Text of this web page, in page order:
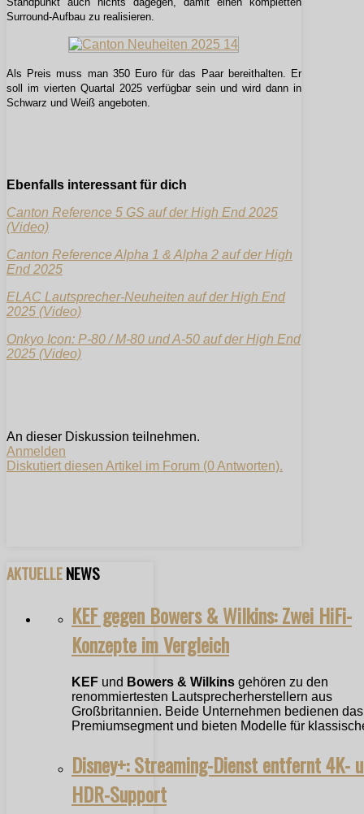
Surround-Aufbau zu realisieren.
Als Preis muss man 350 Euro für das Paar bereithalten. Er
soll im vierten Quartal 2025 verfügbar sein und wird dann in
Schwarz und Weiß angeboten.
Ebenfalls interessant für dich
Canton Reference 5 GS auf der High End 2025
(Video)
Canton Reference Alpha 1 & Alpha 2 auf der High
End 2025
ELAC Lautsprecher-Neuheiten auf der High End
2025 (Video)
Onkyo Icon: P-80 / M-80 und A-50 auf der High End
2025 (Video)
An dieser Diskussion teilnehmen.
Anmelden
Diskutiert diesen Artikel im Forum (0 Antworten).
AKTUELLENEWS
KEF gegen Bowers & Wilkins: Zwei HiFi-
Konzepte im Vergleich
KEF und Bowers & Wilkins gehören zu den
renommiertesten Lautsprecherherstellern aus
Großbritannien. Beide Unternehmen bedienen das
Premiumsegment und bieten Modelle für
Disney+: Streaming-Dienst entfernt 4K-
HDR-Support